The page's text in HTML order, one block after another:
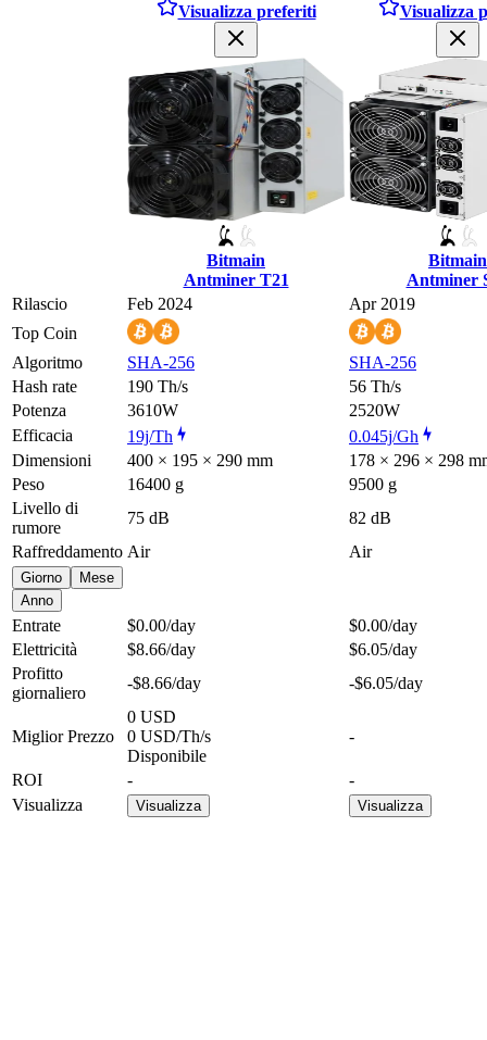
Visualizza preferiti
Bitmain
Antminer T21
Visualizza
Bitmain
Antminer
Rilascio
Feb 2024
Apr 2019
Top Coin
Algoritmo
SHA-256
SHA-256
Hash rate
190 Th/s
56 Th/s
Potenza
3610W
2520W
Efficacia
19j/Th
0.045j/Gh
Dimensioni
400 × 195 × 290 mm
178 × 296 × 298
Peso
16400 g
9500 g
Livello di
rumore
75 dB
82 dB
Raffreddamento Air Air
Giorno
Mese
Anno
Entrate $0.00/day $0.00/day
Elettricità
$8.66/day $6.05/day
Profitto
giornaliero
-$8.66/day -$6.05/day
Miglior Prezzo
0 USD
0 USD/Th/s
Disponibile
-
ROI -
-
Visualizza
Visualizza Visualizza